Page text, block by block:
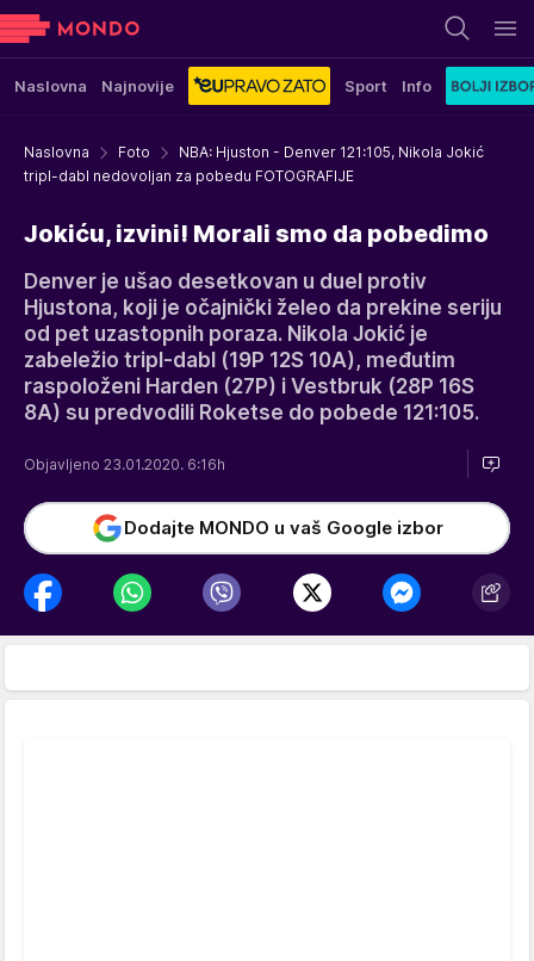
Naslovna Najnovije Sport Info
Naslovna Foto
NBA: Hjuston - Denver 121:105, Nikola Jokić
tripl-dabl nedovoljan za pobedu FOTOGRAFIJE
Jokiću, izvini! Morali smo da pobedimo
Denver je ušao desetkovan u duel protiv
Hjustona, koji je očajnički želeo da prekine seriju
od pet uzastopnih poraza. Nikola Jokić je
zabeležio tripl-dabl (19P 12S 10A), međutim
raspoloženi Harden (27P) i Vestbruk (28P 16S
8A) su predvodili Roketse do pobede 121:105.
Objavljeno 23.01.2020. 6:16h
Dodajte MONDO u vaš Google izbor